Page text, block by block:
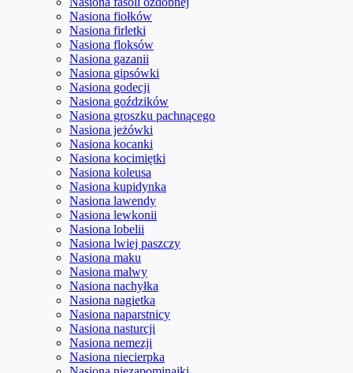
Nasiona fiołków
Nasiona firletki
Nasiona floksów
Nasiona gazanii
Nasiona gipsówki
Nasiona godecji
Nasiona goździków
Nasiona groszku pachnącego
Nasiona jeżówki
Nasiona kocanki
Nasiona kocimiętki
Nasiona koleusa
Nasiona kupidynka
Nasiona lawendy
Nasiona lewkonii
Nasiona lobelii
Nasiona lwiej paszczy
Nasiona maku
Nasiona malwy
Nasiona nachyłka
Nasiona nagietka
Nasiona naparstnicy
Nasiona nasturcji
Nasiona nemezji
Nasiona niecierpka